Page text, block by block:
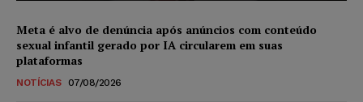
Meta é alvo de denúncia após anúncios com conteúdo
sexual infantil gerado por IA circularem em suas
plataformas
NOTÍCIAS 07/08/2026